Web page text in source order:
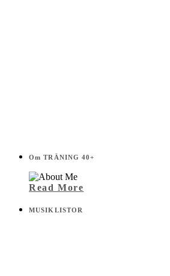
Om TRÄNING 40+
Read More
MUSIKLISTOR